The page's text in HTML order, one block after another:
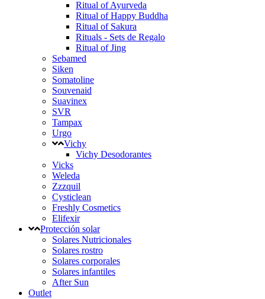
Ritual of Ayurveda
Ritual of Happy Buddha
Ritual of Sakura
Rituals - Sets de Regalo
Ritual of Jing
Sebamed
Siken
Somatoline
Souvenaid
Suavinex
SVR
Tampax
Urgo
Vichy
Vichy Desodorantes
Vicks
Weleda
Zzzquil
Cysticlean
Freshly Cosmetics
Elifexir
Protección solar
Solares Nutricionales
Solares rostro
Solares corporales
Solares infantiles
After Sun
Outlet